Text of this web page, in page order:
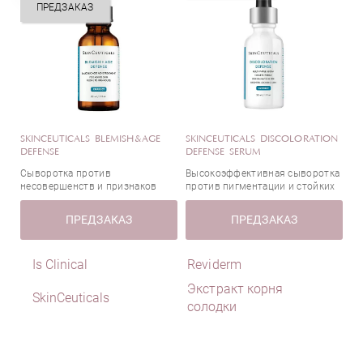
Арбутин
Аскорбиновая кислота (Витамин С)
Бетаин
Бисаболол (экстракт ромашки)
Гиалуроновая кислота
Диоевая кислота
Диоксид титана
Каолин
Масло жожоба
Страна
Германия
Корея
США
ПРЕДЗАКАЗ
SKINCEUTICALS BLEMISH&AGE
DEFENSE
Сыворотка против
несовершенств и признаков
старения
ПРЕДЗАКАЗ
SKINCEUTICALS DISCOLORATION
DEFENSE SERUM
Высокоэффективная сыворотка
против пигментации и стойких
пигментных пятен
ПРЕДЗАКАЗ
Is Clinical Reviderm
SkinCeuticals
Экстракт корня
солодки